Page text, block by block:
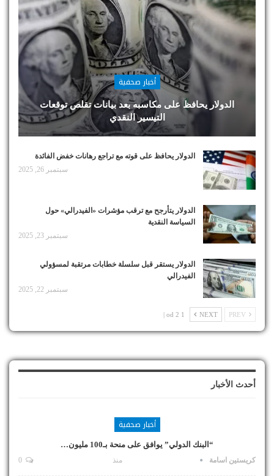
أخبار صحفية
الدولار يحافظ على مكاسبه بعد بيانات تقلص توقعات
التيسير النقدي
الدولار يحافظ على قوته مع تراجع رهانات خفض الفائدة
سبتمبر 26, 2025
الدولار يتأرجح مع ترقب مؤشرات «الفيدرالي» حول
السياسة النقدية
سبتمبر 23, 2025
الدولار يستقر قبل سلسلة خطابات مرتقبة لمسؤولي
الفيدرالي
سبتمبر 22, 2025
NEXT
1 od 2 |
أحدث الأخبار
أخبار صحفية
“البنك الدولي” يوافق على منحة بـ100 مليون…
كريستين اسامة منذ